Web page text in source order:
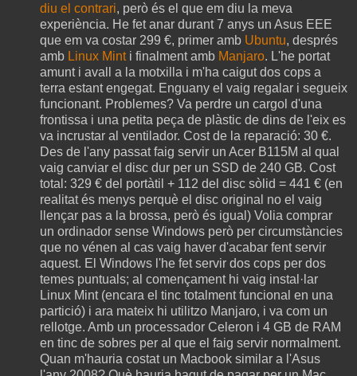
diu el contrari, però és el que em diu la meva
experiència. He fet anar durant 7 anys un Asus EEE
que em va costar 299 €, primer amb Ubuntu, després
amb Linux Minti finalment amb Manjaro. L'he portat
amunt i avall a la motxilla i m'ha caigut dos cops a
terra estant engegat. Enguany el vaig regalar i segueix
funcionant. Problemes? Va perdre un cargol d'una
frontissa i una petita peça de plàstic de dins de l'eix es
va incrustar al ventilador. Cost de la reparació: 30 €.
Des de l'any passat faig servir un Acer B115M al qual
vaig canviar el disc dur per un SSD de 240 GB. Cost
total: 329 € del portàtil + 112 del disc sòlid = 441 € (en
realitat és menys perquè el disc original no el vaig
llençar pas a la brossa, però és igual) Volia comprar
un ordinador sense Windows però per circumstàncies
que no vénen al cas vaig haver d'acabar fent servir
aquest. El Windows l'he fet servir dos cops per dos
temes puntuals; al començament hi vaig instal·lar
Linux Mint (encara el tinc totalment funcional en una
partició) i ara mateix hi utilitzo Manjaro, i va com un
rellotge. Amb un processador Celeron i 4 GB de RAM
en tinc de sobres per al que el faig servir normalment.
Quan m'hauria costat un Macbook similar a l'Asus